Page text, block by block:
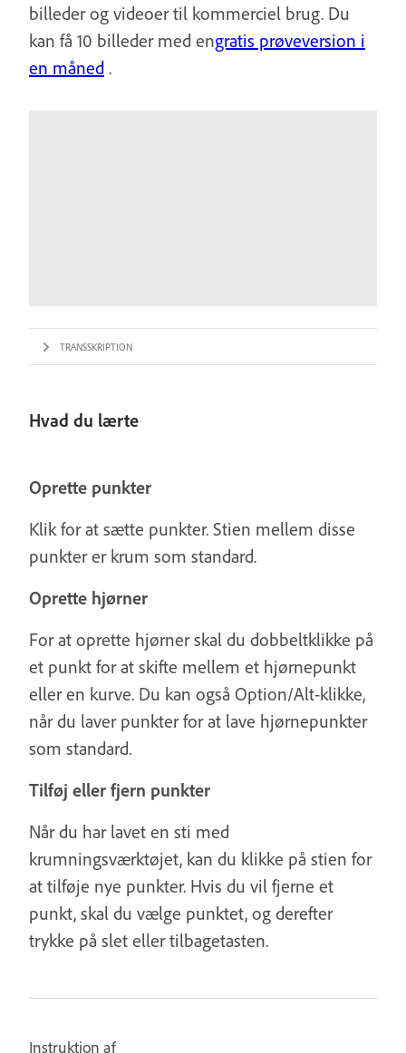
billeder og videoer til kommerciel brug. Du
kan få 10 billeder med engratis prøveversion i
en måned .
TRANSSKRIPTION
Hvad du lærte
Oprette punkter
Klik for at sætte punkter. Stien mellem disse
punkter er krum som standard.
Oprette hjørner
For at oprette hjørner skal du dobbeltklikke på
et punkt for at skifte mellem et hjørnepunkt
eller en kurve. Du kan også Option/Alt-klikke,
når du laver punkter for at lave hjørnepunkter
som standard.
Tilføj eller fjern punkter
Når du har lavet en sti med
krumningsværktøjet, kan du klikke på stien for
at tilføje nye punkter. Hvis du vil fjerne et
punkt, skal du vælge punktet, og derefter
trykke på slet eller tilbagetasten.
Instruktion af